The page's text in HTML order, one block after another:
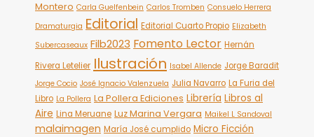
Montero Carla Guelfenbein Carlos Tromben Consuelo Herrera
Dramaturgia Editorial Editorial Cuarto Propio Elizabeth
Subercaseaux Filb2023 Fomento Lector Hernán
Rivera Letelier Ilustración Isabel Allende Jorge Baradit
Jorge Cocio José Ignacio Valenzuela Julia Navarro La Furia del
Libro La Pollera La Pollera Ediciones Librería Libros al
Aire Lina Meruane Luz Marina Vergara Maikel L Sandoval
malaimagen María José cumplido Micro Ficción